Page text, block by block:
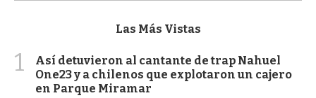
Las Más Vistas
1
Así detuvieron al cantante de trap Nahuel
One23 y a chilenos que explotaron un cajero
en Parque Miramar